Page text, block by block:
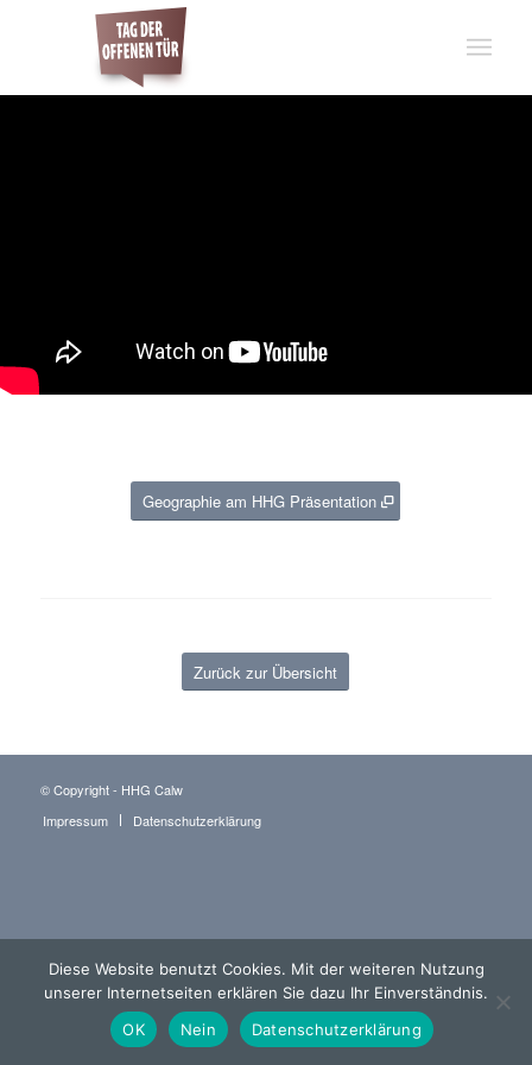
Geographie am HHG Präsentation
Zurück zur Übersicht
© Copyright - HHG Calw
Impressum
Datenschutzerklärung
Diese Website benutzt Cookies. Mit der weiteren Nutzung
unserer Internetseiten erklären Sie dazu Ihr Einverständnis.
OK
Nein Datenschutzerklärung